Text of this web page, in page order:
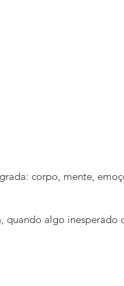
corpo, mente,
quando algo inesperado